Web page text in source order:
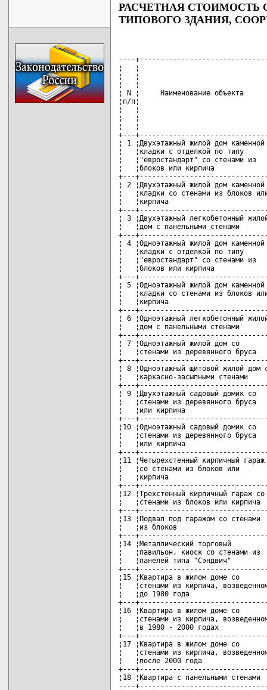
РАСЧЕТНАЯ СТОИМОСТЬ
ТИПОВОГО ЗДАНИЯ,
----
¦   ¦                               ¦
¦   ¦                               ¦
¦   ¦                               ¦
¦ N ¦     Наименование объекта
¦п/п¦
¦   ¦                               ¦до
¦   ¦                               ¦ лет
¦   ¦                               ¦
+---+-------------------------------
¦ 1 ¦Двухэтажный жилой дом
¦   ¦кладки с отделкой по
¦   ¦"евростандарт" со
¦   ¦блоков или кирпича
+---+-------------------------------
¦ 2 ¦Двухэтажный жилой дом
¦   ¦кладки со стенами из
¦   ¦кирпича
+---+-------------------------------
¦ 3 ¦Двухэтажный легкобетонный
¦   ¦дом с панельными
+---+-------------------------------
¦ 4 ¦Одноэтажный жилой дом
¦   ¦кладки с отделкой по
¦   ¦"евростандарт" со
¦   ¦блоков или кирпича
+---+-------------------------------
¦ 5 ¦Одноэтажный жилой дом
¦   ¦кладки со стенами из
¦   ¦кирпича
+---+-------------------------------
¦ 6 ¦Одноэтажный легкобетонный
¦   ¦дом с панельными
+---+-------------------------------
¦ 7 ¦Одноэтажный жилой дом со
¦   ¦стенами из деревянного
+---+-------------------------------
¦ 8 ¦Одноэтажный щитовой жилой
¦   ¦каркасно-засыпными
+---+-------------------------------
¦ 9 ¦Двухэтажный садовый домик
¦   ¦стенами из деревянного
¦   ¦или кирпича
+---+-------------------------------
¦10 ¦Одноэтажный садовый домик
¦   ¦стенами из деревянного
¦   ¦или кирпича
+---+-------------------------------
¦11 ¦Четырехстенный кирпичный
¦   ¦со стенами из блоков
¦   ¦кирпича
+---+-------------------------------
¦12 ¦Трехстенный кирпичный
¦   ¦стенами из блоков или
+---+-------------------------------
¦13 ¦Подвал под гаражом со
¦   ¦из блоков
+---+-------------------------------
¦14 ¦Металлический торговый
¦   ¦павильон, киоск со
¦   ¦панелей типа
+---+-------------------------------
¦15 ¦Квартира в жилом доме
¦   ¦стенами из кирпича,
¦   ¦до 1980 года
+---+-------------------------------
¦16 ¦Квартира в жилом доме
¦   ¦стенами из кирпича,
¦   ¦в 1980 - 2000 годах
+---+-------------------------------
¦17 ¦Квартира в жилом доме
¦   ¦стенами из кирпича,
¦   ¦после 2000 года
+---+-------------------------------
¦18 ¦Квартира с панельными
----